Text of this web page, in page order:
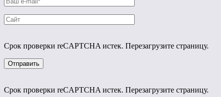
Срок проверки reCAPTCHA истек. Перезагрузите страницу.
Срок проверки reCAPTCHA истек. Перезагрузите страницу.